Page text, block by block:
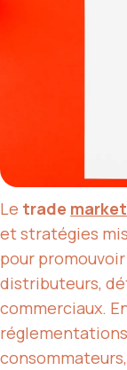
Le trade
et stratégies
pour
distributeurs,
commerciaux.